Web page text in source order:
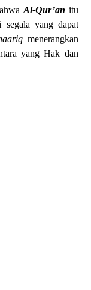
Al-Qur’an itu
yang dapat
menerangkan
yang Hak dan